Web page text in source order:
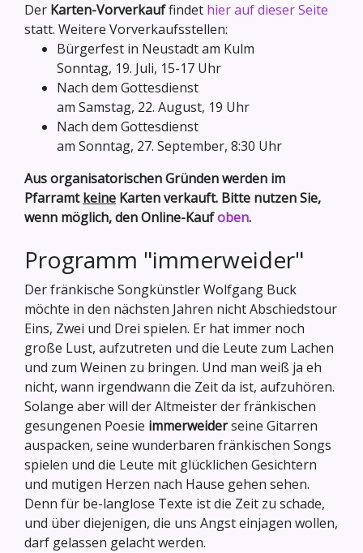
Der Karten-Vorverkauffindet hier auf dieser Seite
statt. Weitere Vorverkaufsstellen:
Bürgerfest in Neustadt am Kulm
Sonntag, 19. Juli, 15-17 Uhr
Nach dem Gottesdienst
am Samstag, 22. August, 19 Uhr
Nach dem Gottesdienst
am Sonntag, 27. September, 8:30 Uhr
Aus organisatorischen Gründen werden im
Pfarramtkeine Karten verkauft. Bitte nutzen Sie,
wenn möglich, den Online-Kaufoben.
Programm "immerweider"
Der fränkische Songkünstler Wolfgang Buck
möchte in den nächsten Jahren nicht Abschiedstour
Eins, Zwei und Drei spielen. Er hat immer noch
große Lust, aufzutreten und die Leute zum Lachen
und zum Weinen zu bringen. Und man weiß ja eh
nicht, wann irgendwann die Zeit da ist, aufzuhören.
Solange aber will der Altmeister der fränkischen
gesungenen Poesie immerweiderseine Gitarren
auspacken, seine wunderbaren fränkischen Songs
spielen und die Leute mit glücklichen Gesichtern
und mutigen Herzen nach Hause gehen sehen.
Denn für be-langlose Texte ist die Zeit zu schade,
und über diejenigen, die uns Angst einjagen wollen,
darf gelassen gelacht werden.